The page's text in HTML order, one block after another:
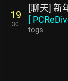
19
30
[聊天] 新
[
togs